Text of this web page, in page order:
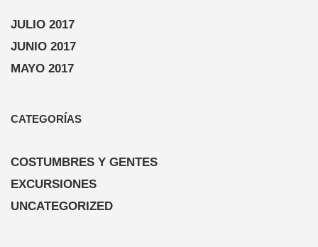
JULIO 2017
JUNIO 2017
MAYO 2017
CATEGORÍAS
COSTUMBRES Y GENTES
EXCURSIONES
UNCATEGORIZED